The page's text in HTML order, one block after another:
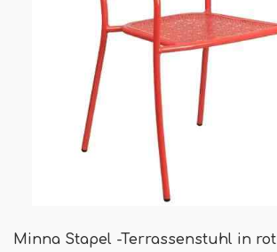
Minna Stapel -Terrassenstuhl in rot